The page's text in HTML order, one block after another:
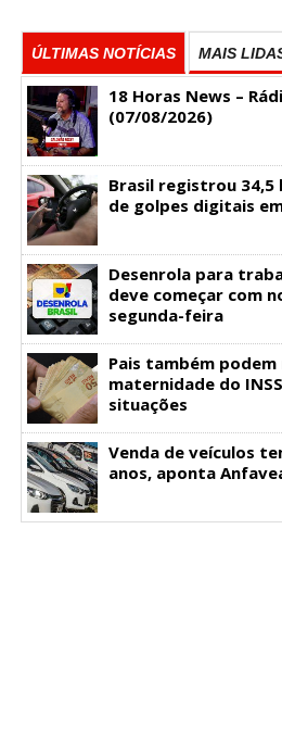
ÚLTIMAS NOTÍCIAS MAIS
18 Horas News​​​​​​​​​​​​ –
(07/08/2026)
Brasil registrou
de golpes digitais
Desenrola para
deve começar com
segunda-feira
Pais também
maternidade do
situações
Venda de veículos
anos, aponta